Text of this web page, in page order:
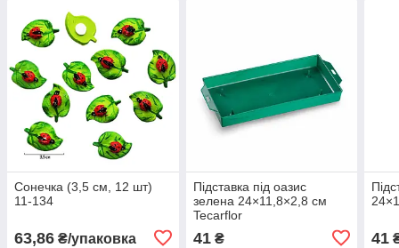
Сонечка (3,5 см, 12 шт)
11-134
63,86 ₴/упаковка
Підставка під оазис
зелена 24×11,8×2,8 см
Tecarflor
41₴ 41